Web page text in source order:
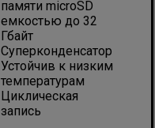
памяти microSD
емкостью до 32
Гбайт
Суперконденсатор
Устойчив к низким
температурам
Циклическая
запись